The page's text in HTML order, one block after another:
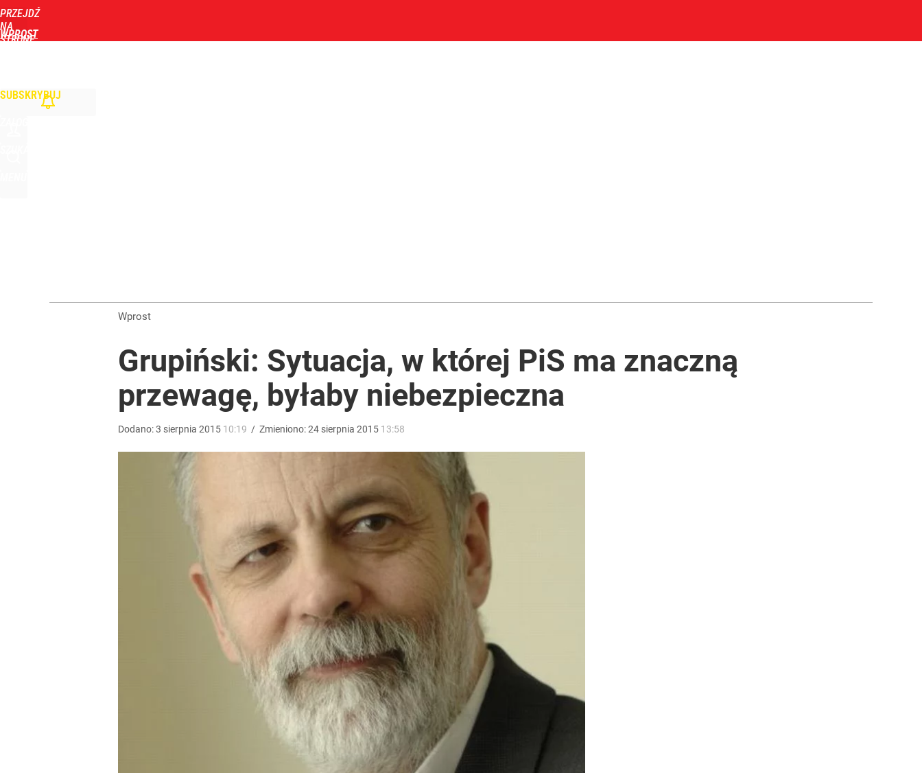
PRZEJDŹ
NA
STRONĘ
WPROST
SUBSKRYBUJ
Wprost
Grupiński: Sytuacja, w której PiS ma znaczną
przewagę, byłaby niebezpieczna
Dodano:3 sierpnia 2015 10:19 / Zmieniono:24 sierpnia 2015 13:58